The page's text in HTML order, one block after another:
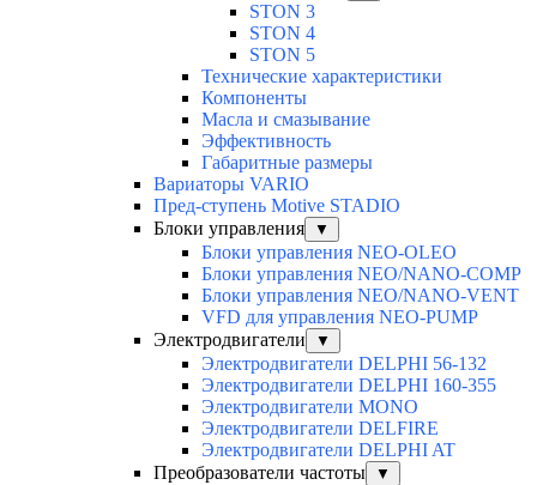
STON 3
STON 4
STON 5
Технические характеристики
Компоненты
Масла и смазывание
Эффективность
Габаритные размеры
Вариаторы VARIO
Пред-ступень Motive STADIO
Блоки управления
▼
Блоки управления NEO-OLEO
Блоки управления NEO/NANO-COMP
Блоки управления NEO/NANO-VENT
VFD для управления NEO-PUMP
Электродвигатели
▼
Электродвигатели DELPHI 56-132
Электродвигатели DELPHI 160-355
Электродвигатели MONO
Электродвигатели DELFIRE
Электродвигатели DELPHI AT
Преобразователи частоты
▼